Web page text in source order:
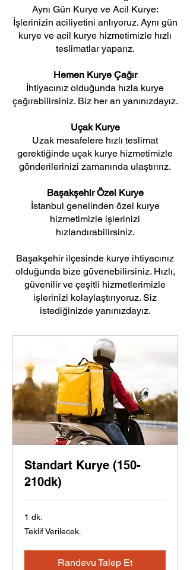
Aynı Gün Kurye ve Acil Kurye:
İşlerinizin aciliyetini anlıyoruz. Aynı gün
kurye ve acil kurye hizmetimizle hızlı
teslimatlar yaparız.
Hemen Kurye Çağır
İhtiyacınız olduğunda hızla kurye
çağırabilirsiniz. Biz her an yanınızdayız.
Uçak Kurye
Uzak mesafelere hızlı teslimat
gerektiğinde uçak kurye hizmetimizle
gönderilerinizi zamanında ulaştırırız.
Başakşehir Özel Kurye
İstanbul genelinden özel kurye
hizmetimizle işlerinizi
hızlandırabilirsiniz.
Başakşehir ilçesinde kurye ihtiyacınız
olduğunda bize güvenebilirsiniz. Hızlı,
güvenilir ve çeşitli hizmetlerimizle
işlerinizi kolaylaştırıyoruz. Siz
istediğinizde yanınızdayız.
Standart Kurye (150-
210dk)
1 dk.
Teklif
Verilecek.
Teklif Verilecek.
Randevu Talep Et